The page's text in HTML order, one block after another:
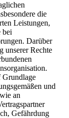
die
Leistungen,
bei
Darüber
unserer Rechte
Grundlage
und
an
Gefährdung